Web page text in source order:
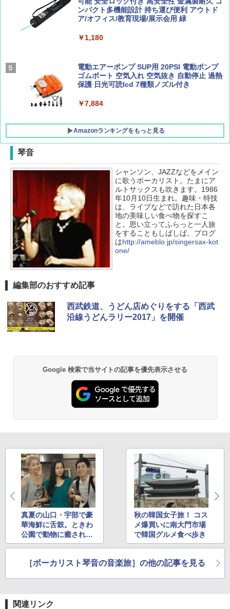
集】ボーイング110周年を祝して！
￥1,760
解く (講談社現代新書)
￥1,540
￥9,990
イド ブラックコーティング フルクローズ メ
ッシュ 4人用 簡単設置 ポップアップテント P
ATCW-150B エクルベージュ
￥-
ンパクト多機能設計 持ち運び便利 アウトド
ア/オフィス/教育現場/展示会用 緑
￥1,180
電動エアーポンプ SUP用 20PSI 電動ポンプ
ゴムボート 空気入れ 空気抜き 自動停止 過熱
保護 日光可読lcd 7種類ノズル付き
￥7,884
Amazonランキングをもっと見る
琴音
シャンソン、JAZZなどをメイン
に歌うボーカリスト。たまにア
ルトサックスも吹きます。1986
年10月10日生まれ。趣味・特技
は、ライブなどで訪れた日本各
地の美味しい食べ物を探すこ
と。思い立ってふらっと一人旅
をすることもしばしば。ブログ
はhttp://ameblo.jp/singersax-kot
one/
編集部のおすすめ記事
西武鉄道、うどん店めぐりをする「西武
沿線うどんラリー2017」を開催
Google 検索で当サイトの記事を優先表示させる
真夏の山口・宇部で豪
華海鮮に舌鼓。ときわ
公園で動物に癒され、
大塚茉莉子の凱旋ライ
秋の韓国女子旅！ コス
メ爆買いに南大門市場
で韓国グルメ食べ歩き
［ボーカリスト琴音の音楽旅］の他の記事を見る
関連リンク